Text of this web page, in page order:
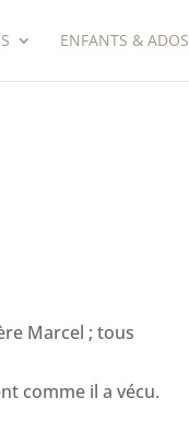
ENFANTS & ADOS
Marcel ; tous
comme il a vécu.